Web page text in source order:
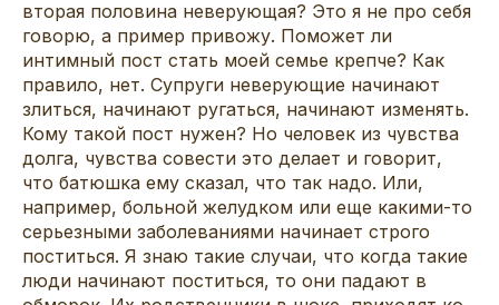
вторая половина неверующая? Это я не про себя
говорю, а пример привожу. Поможет ли
интимный пост стать моей семье крепче? Как
правило, нет. Супруги неверующие начинают
злиться, начинают ругаться, начинают изменять.
Кому такой пост нужен? Но человек из чувства
долга, чувства совести это делает и говорит,
что батюшка ему сказал, что так надо. Или,
например, больной желудком или еще какими-то
серьезными заболеваниями начинает строго
поститься. Я знаю такие случаи, что когда такие
люди начинают поститься, то они падают в